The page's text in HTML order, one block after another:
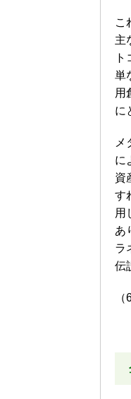
こ
主
単
用
に
メ
に
資
す
用
あ
ラ
伝